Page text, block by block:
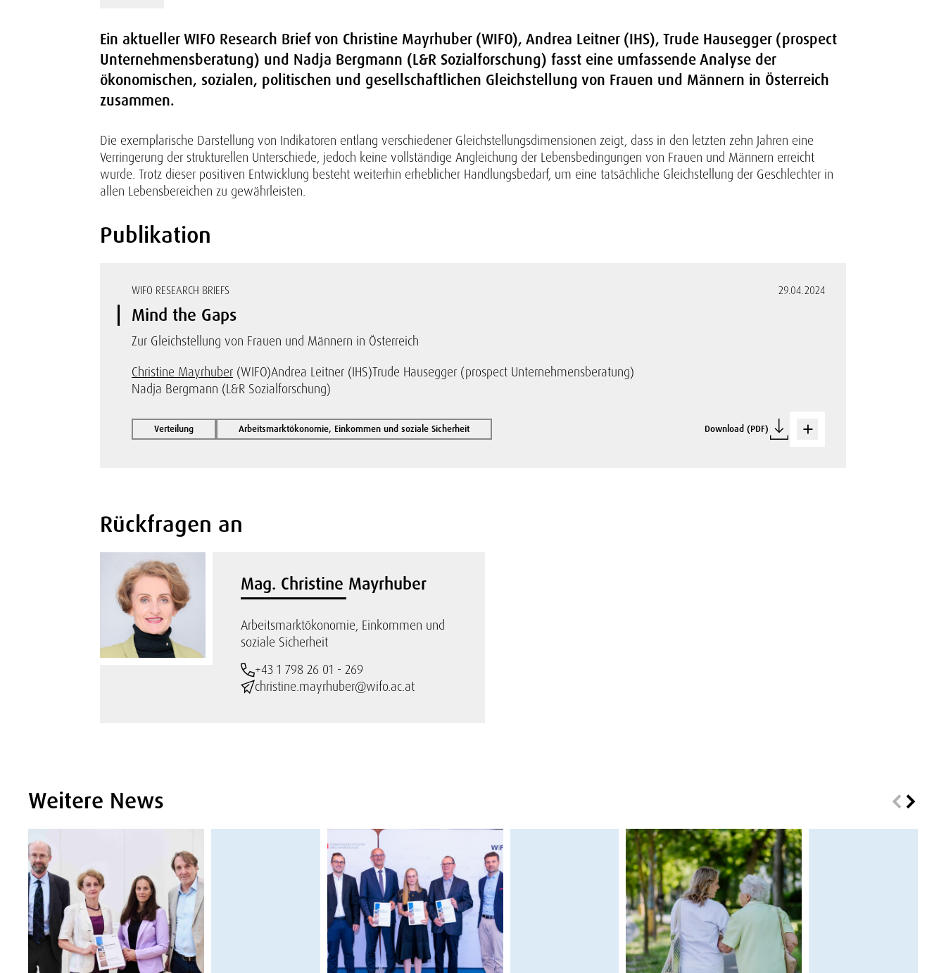
Ein aktueller WIFO Research Brief von Christine Mayrhuber (WIFO), Andrea Leitner (IHS), Trude Hausegger (prospect
Unternehmensberatung) und Nadja Bergmann (L&R Sozialforschung) fasst eine umfassende Analyse der
ökonomischen, sozialen, politischen und gesellschaftlichen Gleichstellung von Frauen und Männern in Österreich
zusammen.
Die exemplarische Darstellung von Indikatoren entlang verschiedener Gleichstellungsdimensionen zeigt, dass in den letzten zehn Jahren eine
Verringerung der strukturellen Unterschiede, jedoch keine vollständige Angleichung der Lebensbedingungen von Frauen und Männern erreicht
wurde. Trotz dieser positiven Entwicklung besteht weiterhin erheblicher Handlungsbedarf, um eine tatsächliche Gleichstellung der Geschlechter in
allen Lebensbereichen zu gewährleisten.
Publikation
WIFO RESEARCH BRIEFS 29.04.2024
Mind the Gaps
Zur Gleichstellung von Frauen und Männern in Österreich
Christine Mayrhuber (WIFO)Andrea Leitner (IHS)Trude Hausegger (prospect Unternehmensberatung)
Nadja Bergmann (L&R Sozialforschung)
Verteilung Arbeitsmarktökonomie, Einkommen und soziale Sicherheit Download (PDF)
Rückfragen an
Mag. Christine Mayrhuber
Arbeitsmarktökonomie, Einkommen und
soziale Sicherheit
+43 1 798 26 01 - 269
christine.mayrhuber@wifo.ac.at
Weitere News